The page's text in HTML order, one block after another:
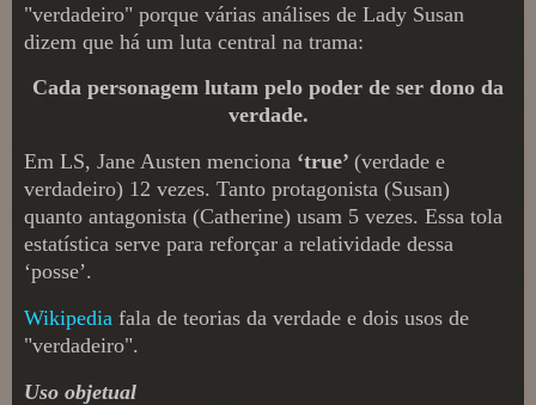
"verdadeiro" porque várias análises de Lady Susan
dizem que há um luta central na trama:
Cada personagem lutam pelo poder de ser dono da
verdade.
Em LS, Jane Austen menciona ‘true’ (verdade e
verdadeiro) 12 vezes. Tanto protagonista (Susan)
quanto antagonista (Catherine) usam 5 vezes. Essa tola
estatística serve para reforçar a relatividade dessa
‘posse’.
Wikipedia fala de teorias da verdade e dois usos de
"verdadeiro".
Uso objetual